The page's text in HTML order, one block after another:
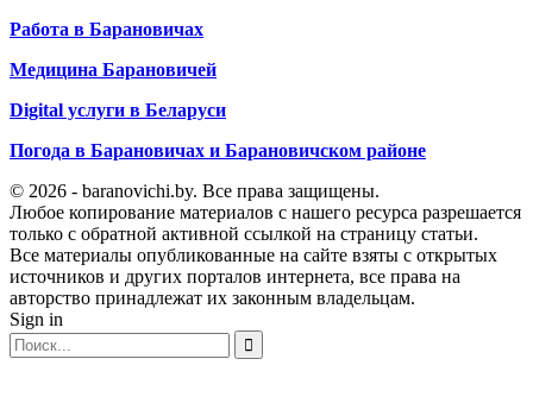
Работа в Барановичах
Медицина Барановичей
Digital услуги в Беларуси
Погода в Барановичах и Барановичском районе
© 2026 - baranovichi.by. Все права защищены.
Любое копирование материалов с нашего ресурса разрешается
только с обратной активной ссылкой на страницу статьи.
Все материалы опубликованные на сайте взяты с открытых
источников и других порталов интернета, все права на
авторство принадлежат их законным владельцам.
Sign in